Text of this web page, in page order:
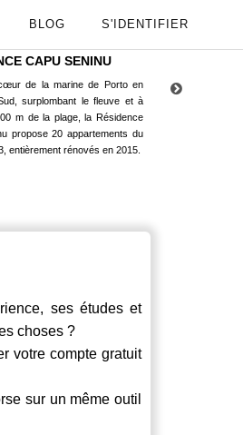
BLOG S'IDENTIFIER
CAPU SENINU
de la marine de Porto en
surplombant le fleuve et à
m de la plage, la Résidence
propose 20 appartements du
entièrement rénovés en 2015.
ses études et
choses ?
votre compte gratuit
sur un même outil